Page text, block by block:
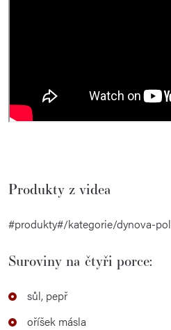
Produkty z videa
#produkty#/kategorie/dynova-
Suroviny na čtyři porce:
sůl, pepř
oříšek másla